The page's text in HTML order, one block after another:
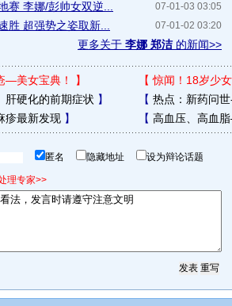
07-01-03 03:05
赛 李娜/彭帅女双逆...
07-01-02 03:20
胜 超强势之姿取新...
更多关于 李娜 郑洁的新闻>>
—美女宝典！ 】 【惊闻！18岁少
肝硬化的前期症状 】 【 热点：新药问
疹最新发现】 【 高血压、高血
匿名 隐藏地址 设为辩论话题
理专家>>